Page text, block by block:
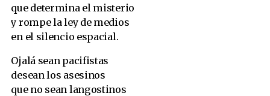
que determina el misterio
y rompe la ley de medios
en el silencio espacial.
Ojalá sean pacifistas
desean los asesinos
que no sean langostinos